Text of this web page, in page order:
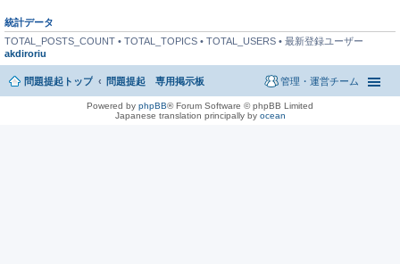
統計データ
TOTAL_POSTS_COUNT • TOTAL_TOPICS • TOTAL_USERS • 最新登録ユーザー
akdiroriu
問題提起トップ 問題提起 専用掲示板 管理・運営チーム
Powered by phpBB® Forum Software © phpBB Limited
Japanese translation principally by ocean